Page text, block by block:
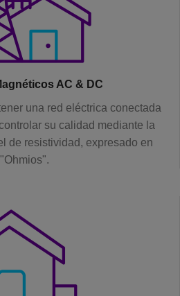
AC & DC
una red eléctrica conectada
su calidad mediante la
de resistividad, expresado en
"Ohmios".